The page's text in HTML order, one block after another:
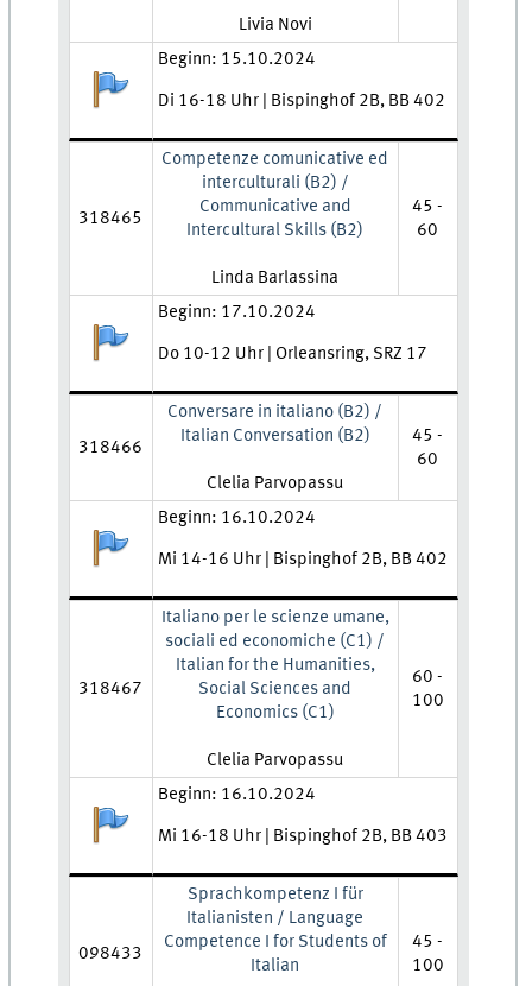
Lehrkraft:
Livia Novi
Anmeldestatus:
Zeit und Ort:
Beginn: 15.10.2024
Di 16-18 Uhr | Bispinghof 2B, BB 402
318465
Competenze comunicative ed
interculturali (B2) /
Communicative and
Intercultural Skills (B2)
Lehrkraft:
Linda Barlassina
45 -
60
Anmeldestatus:
Zeit und Ort:
Beginn: 17.10.2024
Do 10-12 Uhr | Orleansring, SRZ 17
318466
Conversare in italiano (B2) /
Italian Conversation (B2)
Lehrkraft:
Clelia Parvopassu
45 -
60
Anmeldestatus:
Zeit und Ort:
Beginn: 16.10.2024
Mi 14-16 Uhr | Bispinghof 2B, BB 402
318467
Italiano per le scienze umane,
sociali ed economiche (C1) /
Italian for the Humanities,
Social Sciences and
Economics (C1)
Lehrkraft:
Clelia Parvopassu
60 -
100
Anmeldestatus:
Zeit und Ort:
Beginn: 16.10.2024
Mi 16-18 Uhr | Bispinghof 2B, BB 403
098433
Sprachkompetenz I für
Italianisten / Language
Competence I for Students of
Italian
45 -
100